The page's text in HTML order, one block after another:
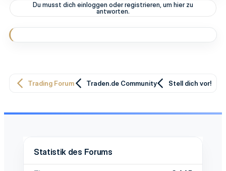
Du musst dich einloggen oder registrieren, um hier zu
antworten.
Trading Forum Traden.de Community Stell dich vor!
Statistik des Forums